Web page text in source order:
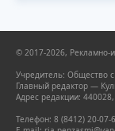
© 2017-2026, Рекламно-
Учредитель: Общество
Главный редактор —
Адрес редакции:
Телефон: 8 (8412) 20-07-